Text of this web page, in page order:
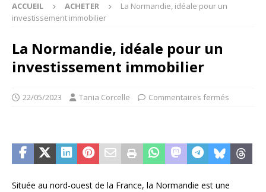
ACCUEIL ACHETER
La Normandie, idéale pour un
investissement immobilier
La Normandie, idéale pour un
investissement immobilier
22/05/2023 Tania Corcelle Commentaires fermés
Située au nord-ouest de la France, la Normandie est une